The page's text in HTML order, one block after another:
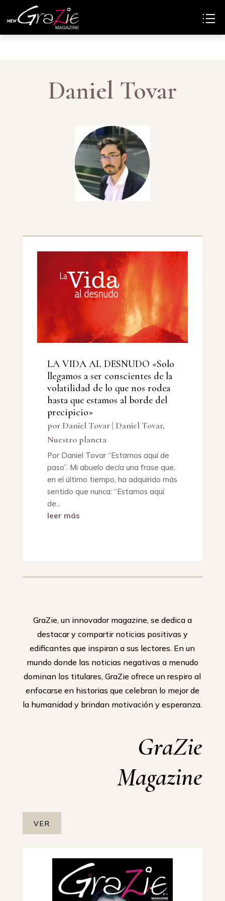
Daniel Tovar
LA VIDA AL DESNUDO «Solo
llegamos a ser conscientes de la
volatilidad de lo que nos rodea
hasta que estamos al borde del
precipicio»
por Daniel Tovar| Daniel Tovar,
Nuestro planeta
Por Daniel Tovar “Estamos aquí de
paso”. Mi abuelo decía una frase que,
en el último tiempo, ha adquirido más
sentido que nunca: “Estamos aquí
de...
leer más
GraZie, un innovador magazine, se dedica a
destacar y compartir noticias positivas y
edificantes que inspiran a sus lectores. En un
mundo donde las noticias negativas a menudo
dominan los titulares, GraZie ofrece un respiro al
enfocarse en historias que celebran lo mejor de
la humanidad y brindan motivación y esperanza.
GraZie
Magazine
VER